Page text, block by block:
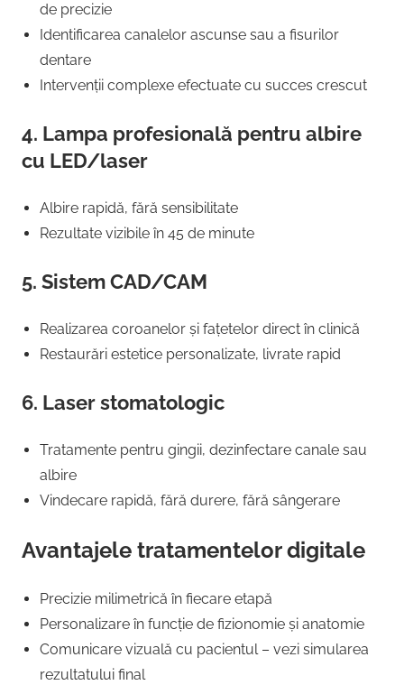
de precizie
Identificarea canalelor ascunse sau a fisurilor
dentare
Intervenții complexe efectuate cu succes crescut
4. Lampa profesională pentru albire
cu LED/laser
Albire rapidă, fără sensibilitate
Rezultate vizibile în 45 de minute
5. Sistem CAD/CAM
Realizarea coroanelor și fațetelor direct în clinică
Restaurări estetice personalizate, livrate rapid
6. Laser stomatologic
Tratamente pentru gingii, dezinfectare canale sau
albire
Vindecare rapidă, fără durere, fără sângerare
Avantajele tratamentelor digitale
Precizie milimetrică în fiecare etapă
Personalizare în funcție de fizionomie și anatomie
Comunicare vizuală cu pacientul – vezi simularea
rezultatului final